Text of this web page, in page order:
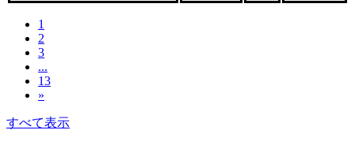
1
2
3
...
13
»
すべて表示